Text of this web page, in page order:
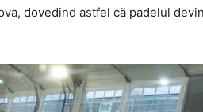
dovedind astfel că padelul